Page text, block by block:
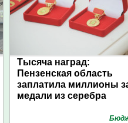
Тысяча наград:
Пензенская область
заплатила миллионы
медали из серебра